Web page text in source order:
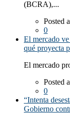
(BCRA),...
Posted
0
El mercado
qué proyecta
El mercado
Posted
0
“Intenta
Gobierno